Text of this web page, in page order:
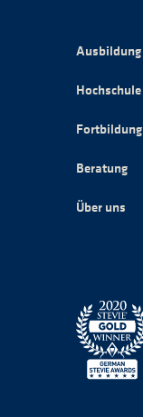
Ausbildung
Hochschule
Fortbildung
Beratung
Über uns